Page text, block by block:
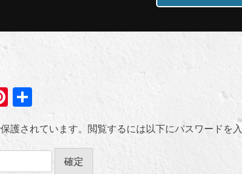
Pinterest
護されています。閲覧するには以下にパスワードを入